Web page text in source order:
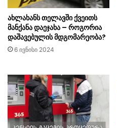
ახლახანს თელავში ქვეითს
მანქანა დაეჯახა – როგორია
დაშავებულის მდგომარეობა?
6 ივნისი 2024